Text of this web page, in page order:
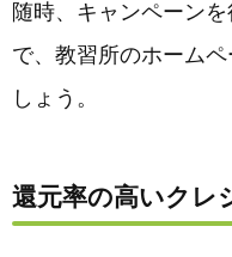
随時、キャンペーン
で、教習所のホーム
しょう。
還元率の高いクレ